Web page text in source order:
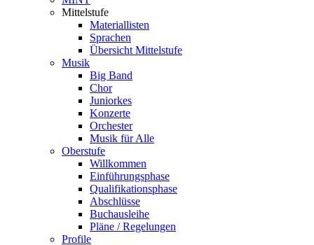
Mittelstufe
Materiallisten
Sprachen
Übersicht Mittelstufe
Musik
Big Band
Chor
Juniorkes
Konzerte
Orchester
Musik für Alle
Oberstufe
Willkommen
Einführungsphase
Qualifikationsphase
Abschlüsse
Buchausleihe
Pläne / Regelungen
Profile